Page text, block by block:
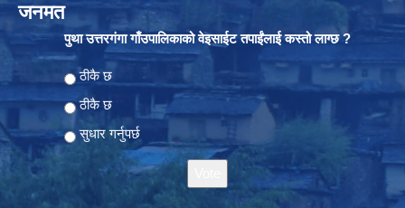
जनमत
पुथा उत्तरगंगा गाँउपालिकाको वेइसाईट तपाईंलाई कस्तो लाग्छ ?
Choices
ठीकै छ
ठीकै छ
सुधार गर्नुपर्छ